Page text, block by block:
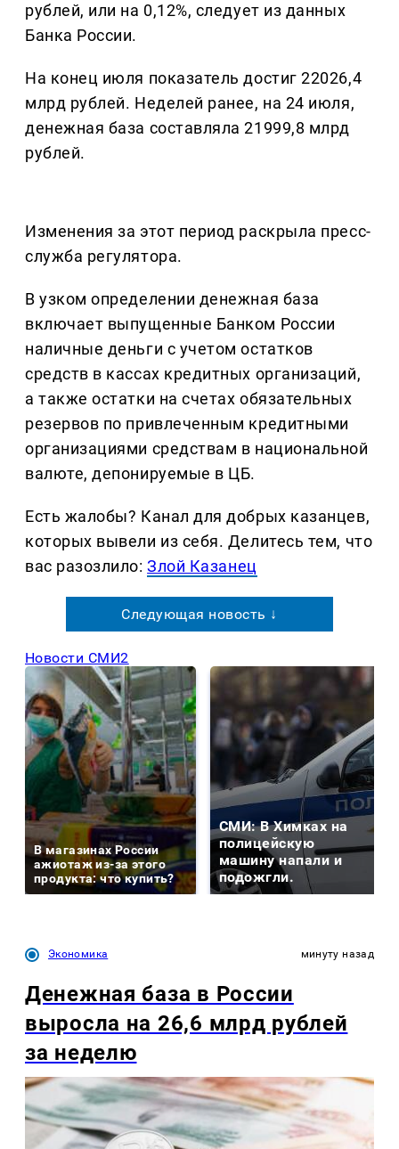
рублей, или на 0,12%, следует из данных
Банка России.
На конец июля показатель достиг 22026,4
млрд рублей. Неделей ранее, на 24 июля,
денежная база составляла 21999,8 млрд
рублей.
Изменения за этот период раскрыла пресс-
служба регулятора.
В узком определении денежная база
включает выпущенные Банком России
наличные деньги с учетом остатков
средств в кассах кредитных организаций,
а также остатки на счетах обязательных
резервов по привлеченным кредитными
организациями средствам в национальной
валюте, депонируемые в ЦБ.
Есть жалобы? Канал для добрых казанцев,
которых вывели из себя. Делитеcь тем, что
вас разозлило:Злой Казанец
Следующая новость ↓
Новости СМИ2
В магазинах России
ажиотаж из-за этого
продукта: что купить?
СМИ: В Химках на
полицейскую
машину напали и
подожгли.
Экономика минуту назад
Денежная база в России
выросла на 26,6 млрд рублей
за неделю